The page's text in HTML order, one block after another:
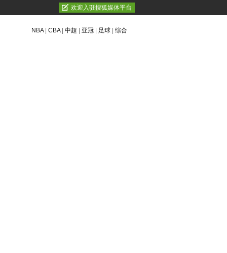
欢迎入驻搜狐媒体平台
NBA| CBA| 中超 亚冠 足球 综合